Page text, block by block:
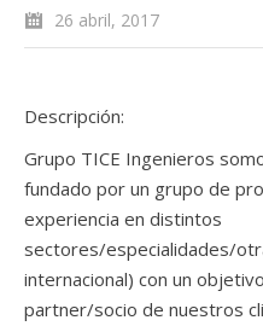
26 abril, 2017
Descripción:
Grupo TICE Ingenieros
fundado por un grupo de
experiencia en distintos
sectores/especialidades/
internacional) con un
partner/socio de nuestros